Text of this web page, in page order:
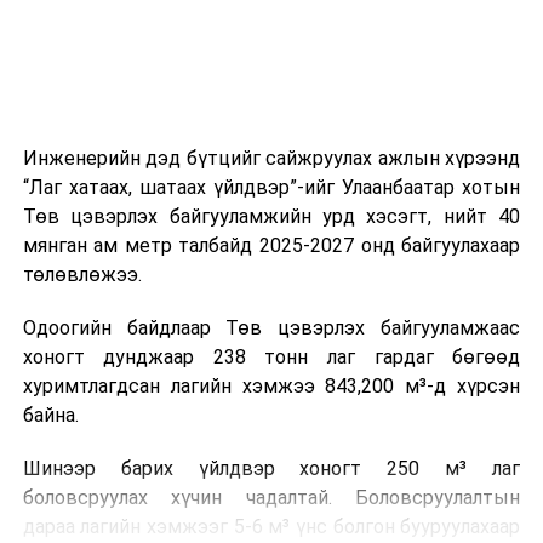
өдөр тутмын ажлын бэлэн байдлыг хангах зэрэг
практик ур чадварыг сургалтын хөтөлбөрт тусгажээ.
Сургалтыг танилцуулах лекц, асуулт-хариулт,
жишээнд суурилсан сургалт, багаар ажиллах дасгал,
танилцах, онцгой нөхцөлд ажиллах дадлага зэрэг
онол, практик хосолсон хэлбэрээр зохион байгуулж
байна.
зохион байгуулах Үндэсний хорооны Ажлын алба,
Нийслэлийн тээврийн газар, Автотээврийн үндэсний
төв болон Тээврийн цагдаагийн албаны холбогдох
Инженерийн дэд бүтцийг сайжруулах ажлын хүрээнд
“Лаг хатаах, шатаах үйлдвэр”-ийг Улаанбаатар хотын
Төв цэвэрлэх байгууламжийн урд хэсэгт, нийт 40
мянган ам метр талбайд 2025-2027 онд байгуулахаар
төлөвлөжээ.
Одоогийн байдлаар Төв цэвэрлэх байгууламжаас
хоногт дунджаар 238 тонн лаг гардаг бөгөөд
хуримтлагдсан лагийн хэмжээ 843,200 м³-д хүрсэн
байна.
Шинээр барих үйлдвэр хоногт 250 м³ лаг
боловсруулах хүчин чадалтай. Боловсруулалтын
дараа лагийн хэмжээг 5-6 м³ үнс болгон бууруулахаар